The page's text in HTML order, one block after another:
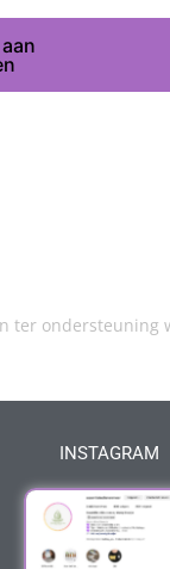
ter
INSTAGRAM